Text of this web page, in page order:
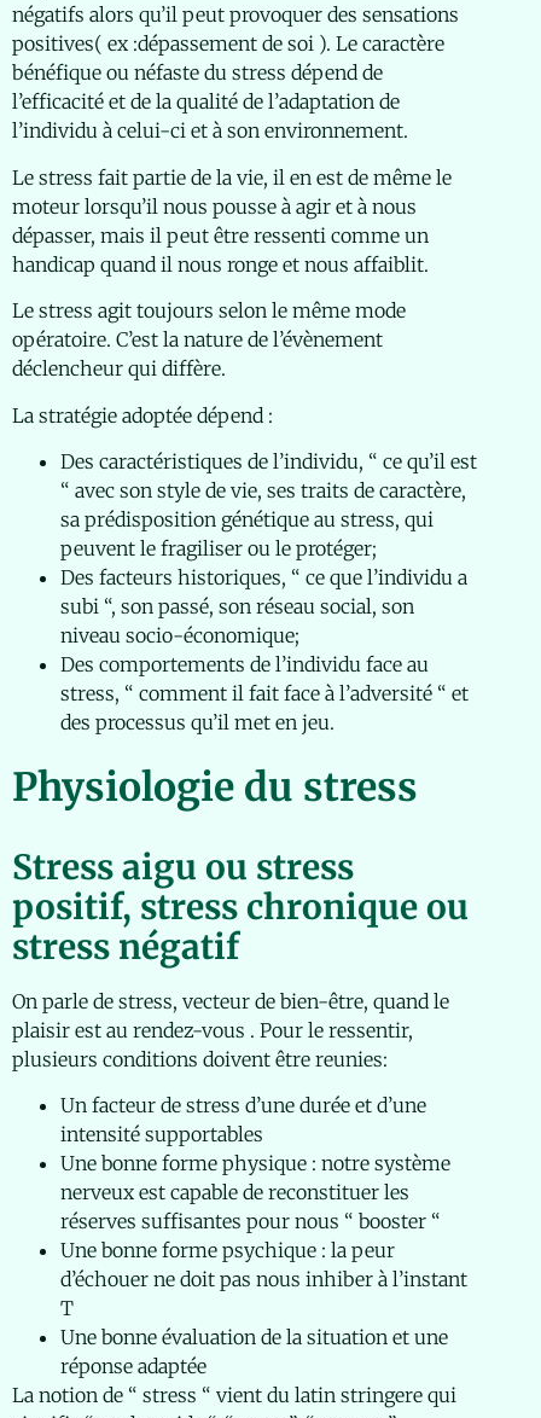
négatifs alors qu’il peut provoquer des sensations
positives( ex :dépassement de soi ). Le caractère
bénéfique ou néfaste du stress dépend de
l’efficacité et de la qualité de l’adaptation de
l’individu à celui-ci et à son environnement.
Le stress fait partie de la vie, il en est de même le
moteur lorsqu’il nous pousse à agir et à nous
dépasser, mais il peut être ressenti comme un
handicap quand il nous ronge et nous affaiblit.
Le stress agit toujours selon le même mode
opératoire. C’est la nature de l’évènement
déclencheur qui diffère.
La stratégie adoptée dépend :
Des caractéristiques de l’individu, “ ce qu’il est
“ avec son style de vie, ses traits de caractère,
sa prédisposition génétique au stress, qui
peuvent le fragiliser ou le protéger;
Des facteurs historiques, “ ce que l’individu a
subi “, son passé, son réseau social, son
niveau socio-économique;
Des comportements de l’individu face au
stress, “ comment il fait face à l’adversité “ et
des processus qu’il met en jeu.
Physiologie du stress
Stress aigu ou stress
positif, stress chronique ou
stress négatif
On parle de stress, vecteur de bien-être, quand le
plaisir est au rendez-vous . Pour le ressentir,
plusieurs conditions doivent être reunies:
Un facteur de stress d’une durée et d’une
intensité supportables
Une bonne forme physique : notre système
nerveux est capable de reconstituer les
réserves suffisantes pour nous “ booster “
Une bonne forme psychique : la peur
d’échouer ne doit pas nous inhiber à l’instant
T
Une bonne évaluation de la situation et une
réponse adaptée
La notion de “ stress “ vient du latin stringere qui